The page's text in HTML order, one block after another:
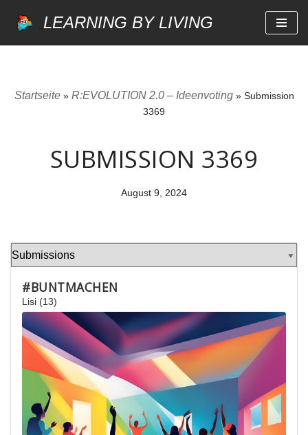
LEARNING BY LIVING
Startseite» R:EVOLUTION 2.0 – Ideenvoting» Submission
3369
SUBMISSION 3369
August 9, 2024
#BUNTMACHEN
Lisi (13)